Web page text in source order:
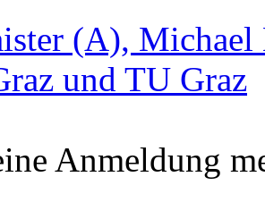
(A),
und TU Graz
Anmeldung